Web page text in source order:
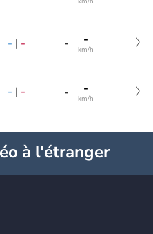
- | - - -
km/h
- | - - -
km/h
à l'étranger